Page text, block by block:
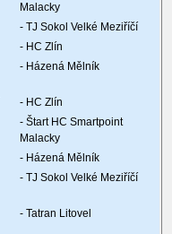
Malacky
- TJ Sokol Velké Meziříčí
- HC Zlín
- Házená Mělník
- HC Zlín
- Štart HC Smartpoint
Malacky
- Házená Mělník
- TJ Sokol Velké Meziříčí
- Tatran Litovel